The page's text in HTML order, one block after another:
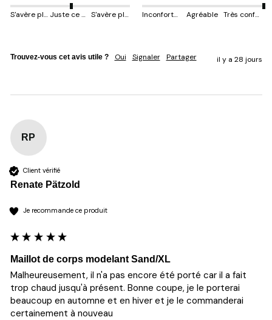
S'avère plus petit Juste ce qu'il faut S'avère plus gros Inconfortable Agréable Très confortable
Trouvez-vous cet avis utile ? Oui Signaler Partager il y a 28 jours
RP
Client vérifié
Renate Pätzold
Je recommande ce produit
Maillot de corps modelant Sand/XL
Malheureusement, il n'a pas encore été porté car il a fait
trop chaud jusqu'à présent. Bonne coupe, je le porterai
beaucoup en automne et en hiver et je le commanderai
certainement à nouveau